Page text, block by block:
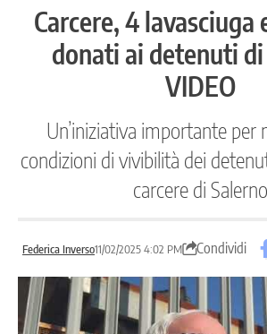
Carcere, 4 lavasciuga
donati ai detenuti
VIDEO
Un’iniziativa importante per
condizioni di vivibilità dei
carcere di Salerno
Federica Inverso11/02/2025 4:02 PM Condividi